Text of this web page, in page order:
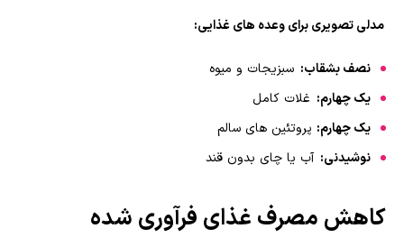
مدلی تصویری برای وعده های غذایی:
نصف بشقاب: سبزیجات و میوه
یک چهارم: غلات کامل
یک چهارم: پروتئین های سالم
نوشیدنی: آب یا چای بدون قند
کاهش مصرف غذای فرآوری شده